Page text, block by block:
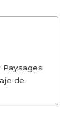
Paysages
de